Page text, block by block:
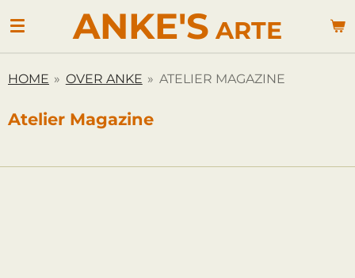
Ga
direct
de
ANKE'S ARTE
HOME » OVER ANKE » ATELIER MAGAZINE
Atelier Magazine